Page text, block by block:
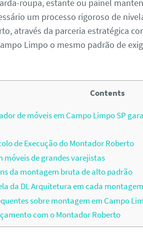
roupa, estante ou painel
um processo rigoroso de
através da parceria estratégica
Limpo o mesmo padrão de
Contents
de móveis em Campo Limpo SP
de Execução do Montador Roberto
móveis de grandes varejistas
da montagem bruta de alto padrão
da DL Arquitetura em cada montagem
sobre montagem em Campo
com o Montador Roberto